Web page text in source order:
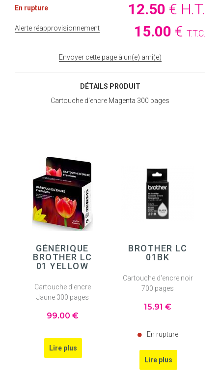
12.50 € H.T.
15.00 € T.T.C.
En rupture
Alerte réapprovisionnement
Envoyer cette page à un(e) ami(e)
DÉTAILS PRODUIT
Cartouche d'encre Magenta 300 pages
GÉNÉRIQUE
BROTHER LC
01 YELLOW
Cartouche d'encre
Jaune 300 pages
99.00 €
BROTHER LC
01BK
Cartouche d'encre noir
700 pages
15.91 €
En rupture